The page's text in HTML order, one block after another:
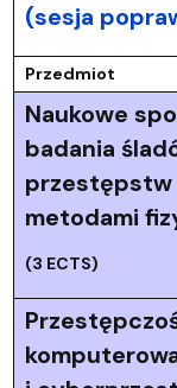
(sesja
Przedmiot
Naukowe
badania
przestępstw
metodami
(3 ECTS)